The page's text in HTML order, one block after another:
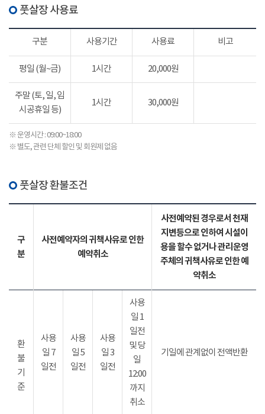
풋살장 사용료
구분 사용기간 사용료 비고
평일 (월~금) 1시간 20,000원
주말 (토, 일, 임
시공휴일 등)
1시간 30,000원
※ 운영시간 : 09:00~18:00
※ 별도, 관련 단체 할인 및 회원제 없음
풋살장 환불조건
구
분
사전예약자의 귀책사유로 인한
예약취소
사전예약된 경우로서 천재
지변등으로 인하여 시설이
용을 할수 없거나 관리운영
주체의 귀책사유로 인한 예
약취소
환
불
기
준
사용
일 7
일전
사용
일 5
일전
사용
일 3
일전
사용
일 1
일전
및 당
일
12:00
까지
취소
기일에 관계없이 전액반환